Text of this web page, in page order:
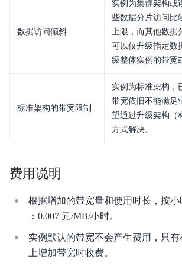
性能白皮书
数据访问倾斜
实例为集群架构或
些数据分片访问比
上限，而其他数据
可以仅升级指定数
级整体实例的带宽
标准架构的带宽限制
实例为标准架构，
带宽依旧不能满足
望通过升级架构（
方式解决。
费用说明
根据增加的带宽量和使用时长，按
：0.007 元/MB/小时。
实例默认的带宽不会产生费用，只
上增加带宽时收费。